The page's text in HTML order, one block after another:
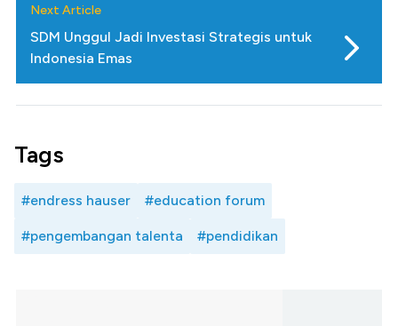
Next Article
SDM Unggul Jadi Investasi Strategis untuk
Indonesia Emas
Tags
#endress hauser #education forum
#pengembangan talenta #pendidikan